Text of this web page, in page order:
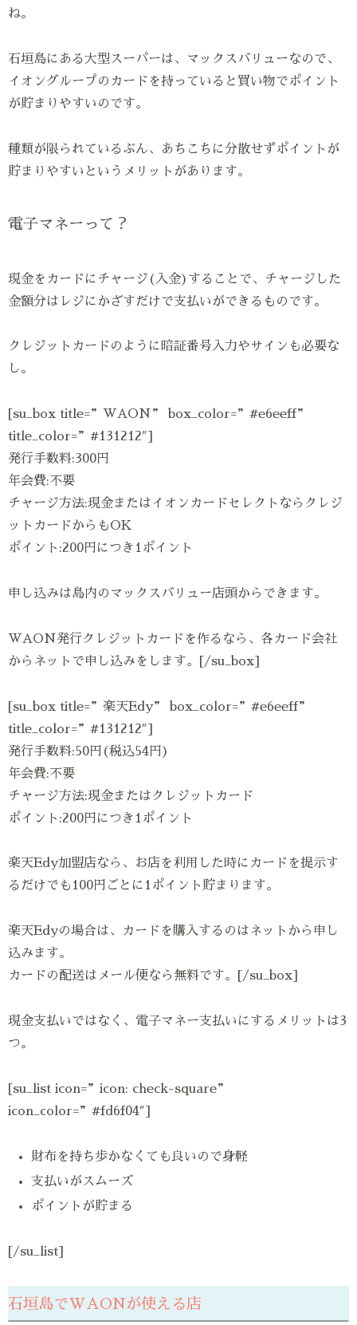
ね。
石垣島にある大型スーパーは、マックスバリューなので、
イオングループのカードを持っていると買い物でポイント
が貯まりやすいのです。
種類が限られているぶん、あちこちに分散せずポイントが
貯まりやすいというメリットがあります。
電子マネーって？
現金をカードにチャージ(入金)することで、チャージした
金額分はレジにかざすだけで支払いができるものです。
クレジットカードのように暗証番号入力やサインも必要な
し。
[su_box title=”WAON” box_color=”#e6eeff”
title_color=”#131212″]
発行手数料:300円
年会費:不要
チャージ方法:現金またはイオンカードセレクトならクレジ
ットカードからもOK
ポイント:200円につき1ポイント
申し込みは島内のマックスバリュー店頭からできます。
WAON発行クレジットカードを作るなら、各カード会社
からネットで申し込みをします。[/su_box]
[su_box title=”楽天Edy” box_color=”#e6eeff”
title_color=”#131212″]
発行手数料:50円(税込54円)
年会費:不要
チャージ方法:現金またはクレジットカード
ポイント:200円につき1ポイント
楽天Edy加盟店なら、お店を利用した時にカードを提示す
るだけでも100円ごとに1ポイント貯まります。
楽天Edyの場合は、カードを購入するのはネットから申し
込みます。
カードの配送はメール便なら無料です。[/su_box]
現金支払いではなく、電子マネー支払いにするメリットは3
つ。
[su_list icon=”icon: check-square”
icon_color=”#fd6f04″]
財布を持ち歩かなくても良いので身軽
支払いがスムーズ
ポイントが貯まる
[/su_list]
石垣島でWAONが使える店